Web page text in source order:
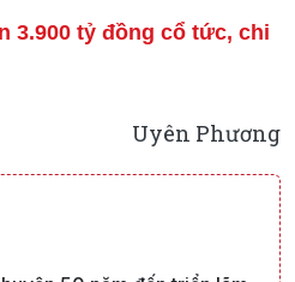
3.900 tỷ đồng cổ tức, chi
Uyên Phương